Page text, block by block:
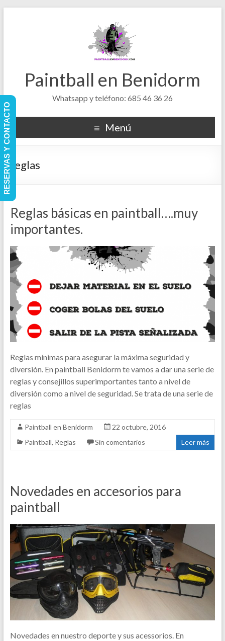
Paintball en Benidorm
Whatsapp y teléfono: 685 46 36 26
Menú
reglas
Reglas básicas en paintball….muy
importantes.
Reglas mínimas para asegurar la máxima seguridad y
diversión. En paintball Benidorm te vamos a dar una serie de
reglas y consejillos superimportantes tanto a nivel de
diversión como a nivel de seguridad. Se trata de una serie de
reglas
Paintball en Benidorm
22 octubre, 2016
Paintball, Reglas Sin comentarios Leer más
Novedades en accesorios para
paintball
Novedades en nuestro deporte y sus acessorios. En
RESERVAS Y CONTACTO